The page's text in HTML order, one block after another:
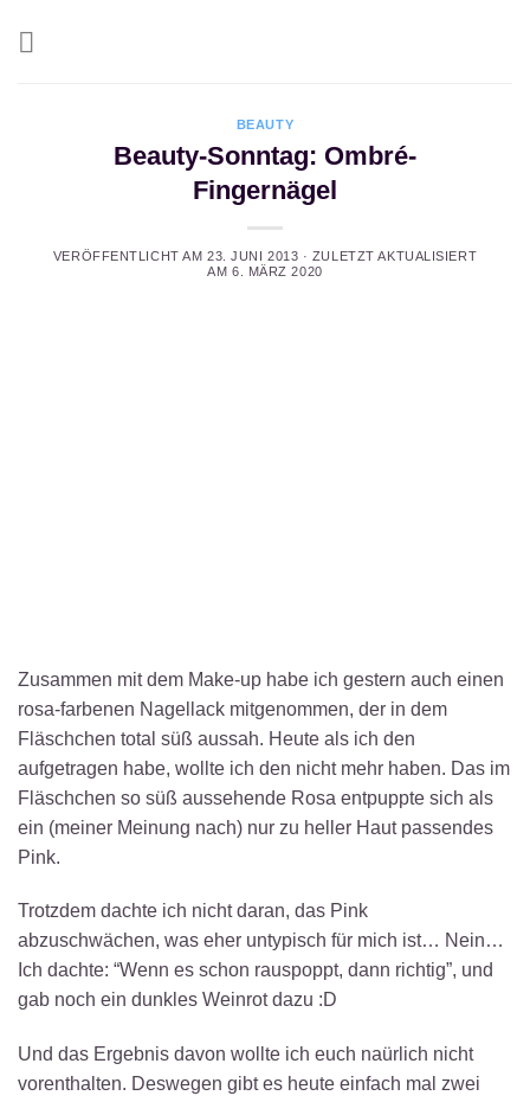
BEAUTY
Beauty-Sonntag: Ombré-
Fingernägel
VERÖFFENTLICHT AM 23. JUNI 2013 · ZULETZT AKTUALISIERT
AM 6. MÄRZ 2020
Zusammen mit dem Make-up habe ich gestern auch einen
rosa-farbenen Nagellack mitgenommen, der in dem
Fläschchen total süß aussah. Heute als ich den
aufgetragen habe, wollte ich den nicht mehr haben. Das im
Fläschchen so süß aussehende Rosa entpuppte sich als
ein (meiner Meinung nach) nur zu heller Haut passendes
Pink.
Trotzdem dachte ich nicht daran, das Pink
abzuschwächen, was eher untypisch für mich ist… Nein…
Ich dachte: “Wenn es schon rauspoppt, dann richtig”, und
gab noch ein dunkles Weinrot dazu :D
Und das Ergebnis davon wollte ich euch naürlich nicht
vorenthalten. Deswegen gibt es heute einfach mal zwei